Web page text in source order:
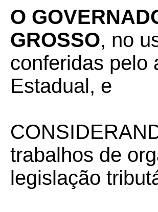
O
GROSSO, no
conferidas pelo
Estadual, e
trabalhos de
legislação